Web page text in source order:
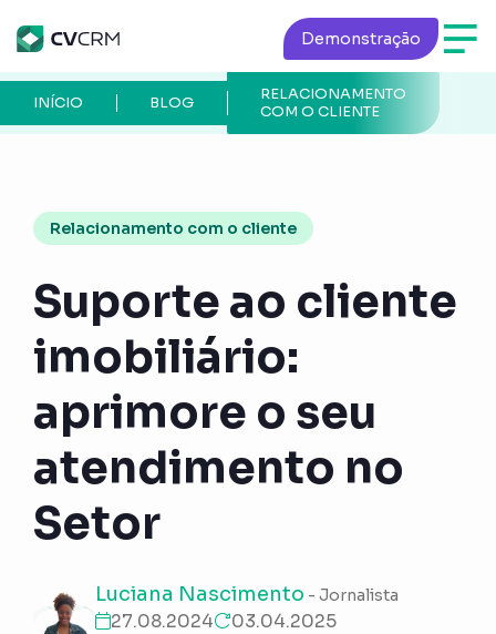
Demonstração
RELACIONAMENTO
COM O CLIENTE
BLOG
INÍCIO
Relacionamento com o cliente
Suporte ao cliente
imobiliário:
aprimore o seu
atendimento no
Setor
Luciana Nascimento - Jornalista
27.08.2024
03.04.2025